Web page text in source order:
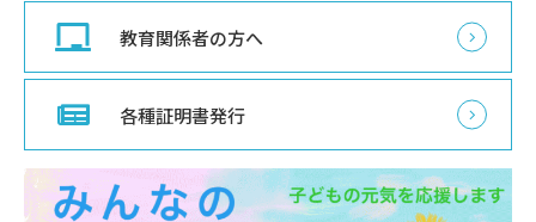
教育関係者の方へ
各種証明書発行